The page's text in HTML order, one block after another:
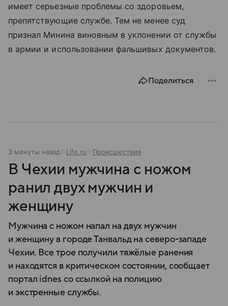
имеет серьезные проблемы со здоровьем,
препятствующие службе. Тем не менее суд
признал Минина виновным в уклонении от службы
в армии и использовании фальшивых документов.
Поделиться
3 минуты назад Life.ru Происшествия
В Чехии мужчина с ножом
ранил двух мужчин и
женщину
Мужчина с ножом напал на двух мужчин
и женщину в городе Танвальд на северо-западе
Чехии. Все трое получили тяжёлые ранения
и находятся в критическом состоянии, сообщает
портал idnes со ссылкой на полицию
и экстренные службы.